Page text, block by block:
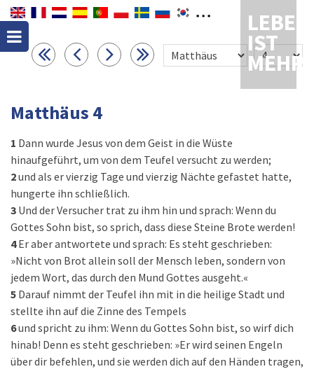
LEBEN
IST
MEHR
Matthäus 4
1 Dann wurde Jesus von dem Geist in die Wüste
hinaufgeführt, um von dem Teufel versucht zu werden;
2und als er vierzig Tage und vierzig Nächte gefastet hatte,
hungerte ihn schließlich.
3 Und der Versucher trat zu ihm hin und sprach: Wenn du
Gottes Sohn bist, so sprich, dass diese Steine Brote werden!
4 Er aber antwortete und sprach: Es steht geschrieben:
»Nicht von Brot allein soll der Mensch leben, sondern von
jedem Wort, das durch den Mund Gottes ausgeht.«
5 Darauf nimmt der Teufel ihn mit in die heilige Stadt und
stellte ihn auf die Zinne des Tempels
6und spricht zu ihm: Wenn du Gottes Sohn bist, so wirf dich
hinab! Denn es steht geschrieben: »Er wird seinen Engeln
über dir befehlen, und sie werden dich auf den Händen tragen,